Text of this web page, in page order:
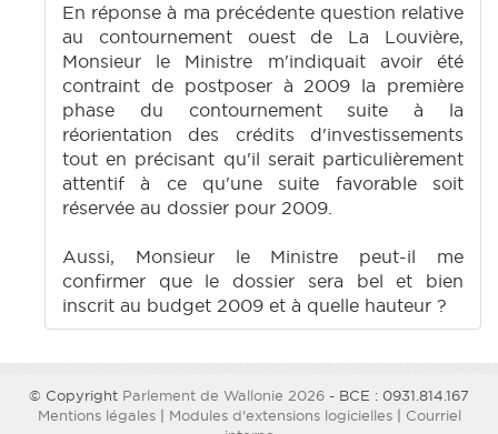
En réponse à ma précédente question relative
au contournement ouest de La Louvière,
Monsieur le Ministre m'indiquait avoir été
contraint de postposer à 2009 la première
phase du contournement suite à la
réorientation des crédits d'investissements
tout en précisant qu'il serait particulièrement
attentif à ce qu'une suite favorable soit
réservée au dossier pour 2009.
Aussi, Monsieur le Ministre peut-il me
confirmer que le dossier sera bel et bien
inscrit au budget 2009 et à quelle hauteur ?
© Copyright Parlement de Wallonie 2026 - BCE : 0931.814.167
Mentions légales| Modules d'extensions logicielles| Courriel